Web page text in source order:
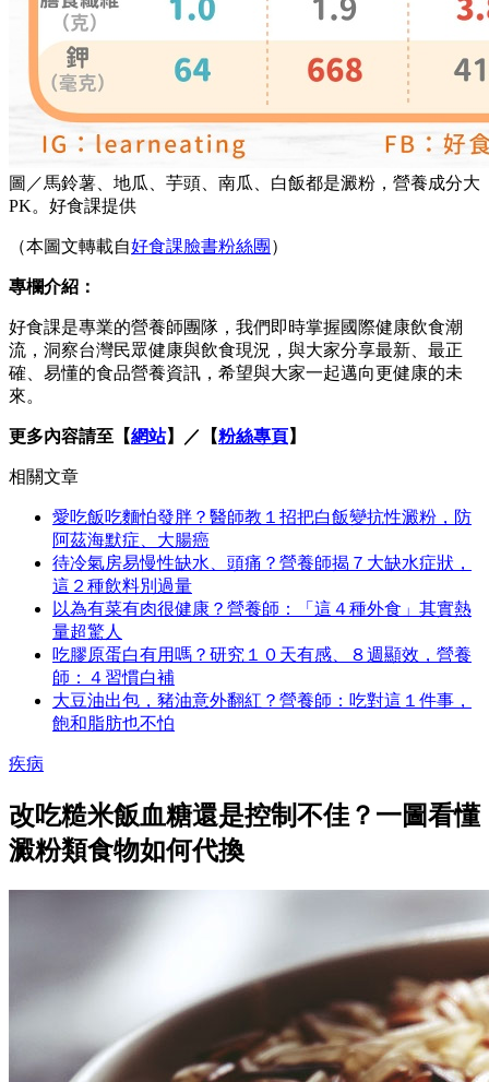
圖／馬鈴薯、地瓜、芋頭、南瓜、白飯都是澱粉，營養成分大
PK。好食課提供
（本圖文轉載自好食課臉書粉絲團 ）
專欄介紹：
好食課是專業的營養師團隊，我們即時掌握國際健康飲食潮
流，洞察台灣民眾健康與飲食現況，與大家分享最新、最正
確、易懂的食品營養資訊，希望與大家一起邁向更健康的未
來。
更多內容請至【網站】／【粉絲專頁】
相關文章
愛吃飯吃麵怕發胖？醫師教１招把白飯變抗性澱粉，防
阿茲海默症、大腸癌
待冷氣房易慢性缺水、頭痛？營養師揭７大缺水症狀，
這２種飲料別過量
以為有菜有肉很健康？營養師：「這４種外食」其實熱
量超驚人
吃膠原蛋白有用嗎？研究１０天有感、８週顯效，營養
師：４習慣白補
大豆油出包，豬油意外翻紅？營養師：吃對這１件事，
飽和脂肪也不怕
疾病
改吃糙米飯血糖還是控制不佳？一圖看懂
澱粉類食物如何代換